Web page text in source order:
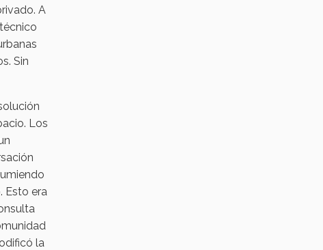
A
Sin
Los
Esto era
la